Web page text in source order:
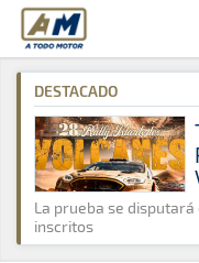
A Todo Motor ·
A Todo Motor » Galerías
DESTACADO
La prueba se
inscritos